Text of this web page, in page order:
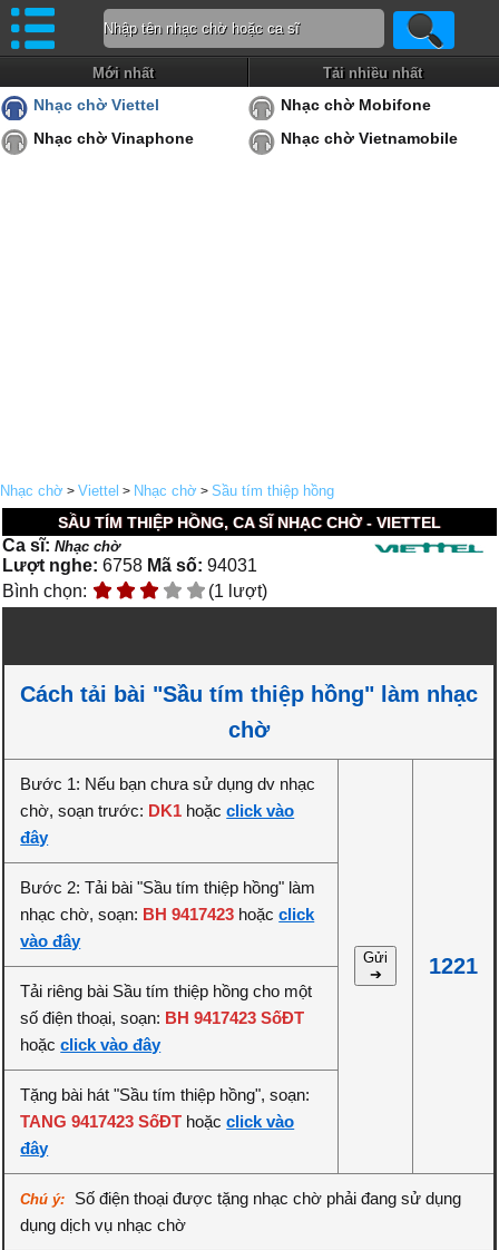
Mới nhất Tải nhiều nhất
Nhạc chờ Viettel
Nhạc chờ Mobifone
Nhạc chờ Vinaphone
Nhạc chờ Vietnamobile
Nhạc chờ > Viettel > Nhạc chờ > Sầu tím thiệp hồng
SẦU TÍM THIỆP HỒNG, CA SĨ NHẠC CHỜ - VIETTEL
Ca sĩ:Nhạc chờ
Lượt nghe: 6758 Mã số: 94031
Bình chọn:
(1 lượt)
Cách tải bài "Sầu tím thiệp hồng" làm nhạc
chờ
Bước 1: Nếu bạn chưa sử dụng dv nhạc
chờ, soạn trước: DK1 hoặcclick vào
đây
Gửi
➔
1221
Bước 2: Tải bài "Sầu tím thiệp hồng" làm
nhạc chờ, soạn: BH 9417423 hoặcclick
vào đây
Tải riêng bài Sầu tím thiệp hồng cho một
số điện thoại, soạn: BH 9417423 SốĐT
hoặcclick vào đây
Tặng bài hát "Sầu tím thiệp hồng", soạn:
TANG 9417423 SốĐT hoặcclick vào
đây
Chú ý:
Số điện thoại được tặng nhạc chờ phải đang sử dụng
dụng dịch vụ nhạc chờ